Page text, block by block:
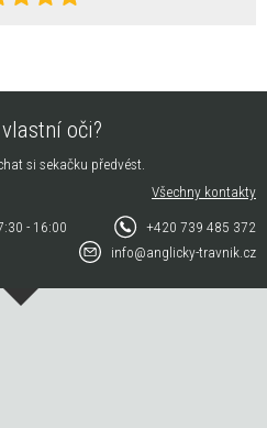
oči?
si sekačku předvést.
Všechny kontakty
- 16:00
+420 739 485 372
info@anglicky-travnik.cz